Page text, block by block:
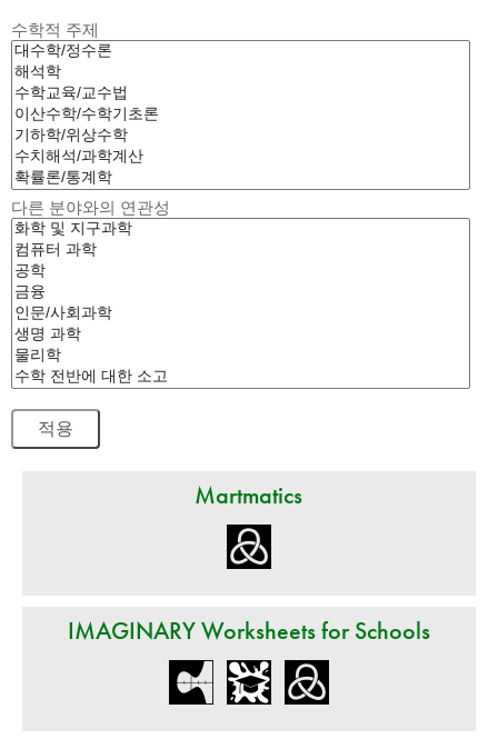
수학적 주제
다른 분야와의 연관성
Martmatics
IMAGINARY Worksheets for Schools